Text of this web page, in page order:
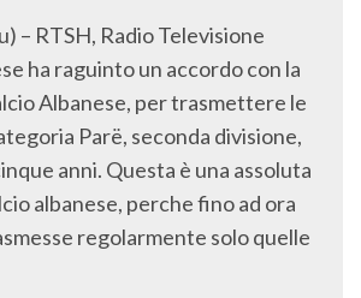
– RTSH, Radio Televisione
ha raguinto un accordo con la
Albanese, per trasmettere le
Parë, seconda divisione,
anni. Questa è una assoluta
albanese, perche fino ad ora
regolarmente solo quelle